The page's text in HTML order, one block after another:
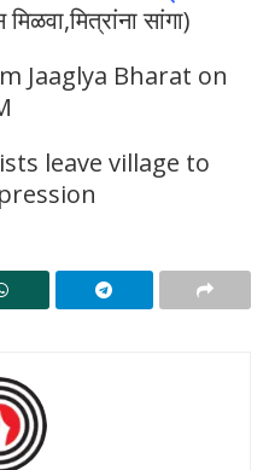
सांगा)
Jaaglya Bharat on
leave village to